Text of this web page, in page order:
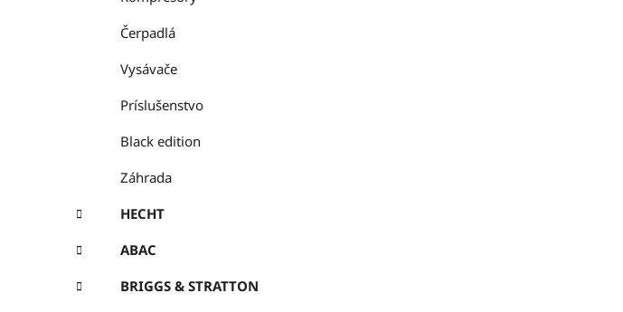
Čerpadlá
Vysávače
Príslušenstvo
Black edition
Záhrada
HECHT
ABAC
BRIGGS & STRATTON